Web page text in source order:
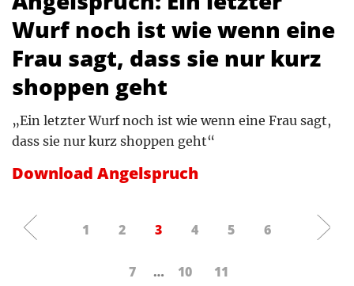
Wurf noch ist wie wenn eine
Frau sagt, dass sie nur kurz
shoppen geht
„Ein letzter Wurf noch ist wie wenn eine Frau sagt,
dass sie nur kurz shoppen geht“
Download Angelspruch
1 2 3 4 5 6
7 … 10 11